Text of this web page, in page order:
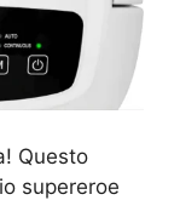
Questo
supereroe